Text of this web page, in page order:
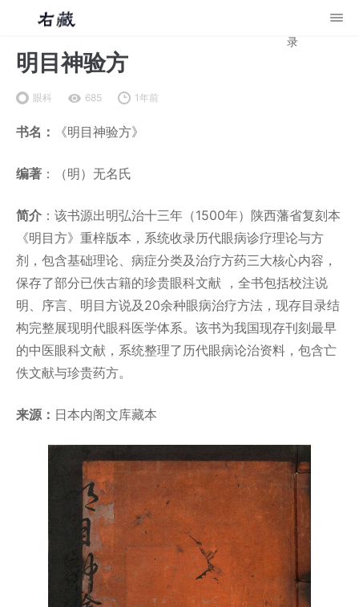
录
明目神验方
眼科 685 1年前
书名： 《明目神验方》
编著 ：（明）无名氏
简介 ：该书源出明弘治十三年（1500年）陕西藩省复刻本
《明目方》重梓版本，系统收录历代眼病诊疗理论与方
剂，包含基础理论、病症分类及治疗方药三大核心内容，
保存了部分已佚古籍的珍贵眼科文献 ，全书包括校注说
明、序言、明目方说及20余种眼病治疗方法，现存目录结
构完整展现明代眼科医学体系。该书为我国现存刊刻最早
的中医眼科文献，系统整理了历代眼病论治资料，包含亡
佚文献与珍贵药方。
来源： 日本内阁文库藏本